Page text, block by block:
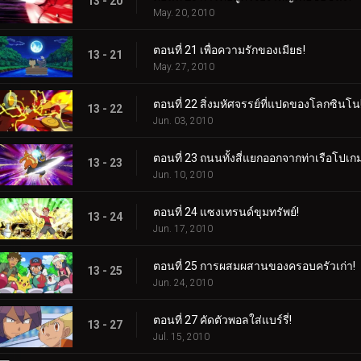
May. 20, 2010
13 - 21 ตอนที่ 21 เพื่อความรักของเมียธ!
May. 27, 2010
13 - 22 ตอนที่ 22 สิ่งมหัศจรรย์ที่แปดของโลกซินโน!
Jun. 03, 2010
13 - 23 ตอนที่ 23 ถนนทั้งสี่แยกออกจากท่าเรือโปเก
Jun. 10, 2010
13 - 24 ตอนที่ 24 แซงเทรนด์ขุมทรัพย์!
Jun. 17, 2010
13 - 25 ตอนที่ 25 การผสมผสานของครอบครัวเก่า!
Jun. 24, 2010
13 - 27 ตอนที่ 27 คัดตัวพอลใส่แบร์รี่!
Jul. 15, 2010